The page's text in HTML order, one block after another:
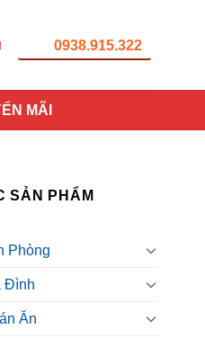
0938.915.322
MÃI
SẢN PHẨM
Phòng
Đình
Ăn